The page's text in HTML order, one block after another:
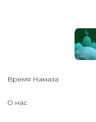
Время Намаза
О нас